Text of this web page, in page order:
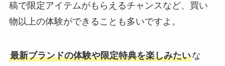
稿で限定アイテムがもらえるチャンスなど、買い
物以上の体験ができることも多いですよ。
最新ブランドの体験や限定特典を楽しみたいな